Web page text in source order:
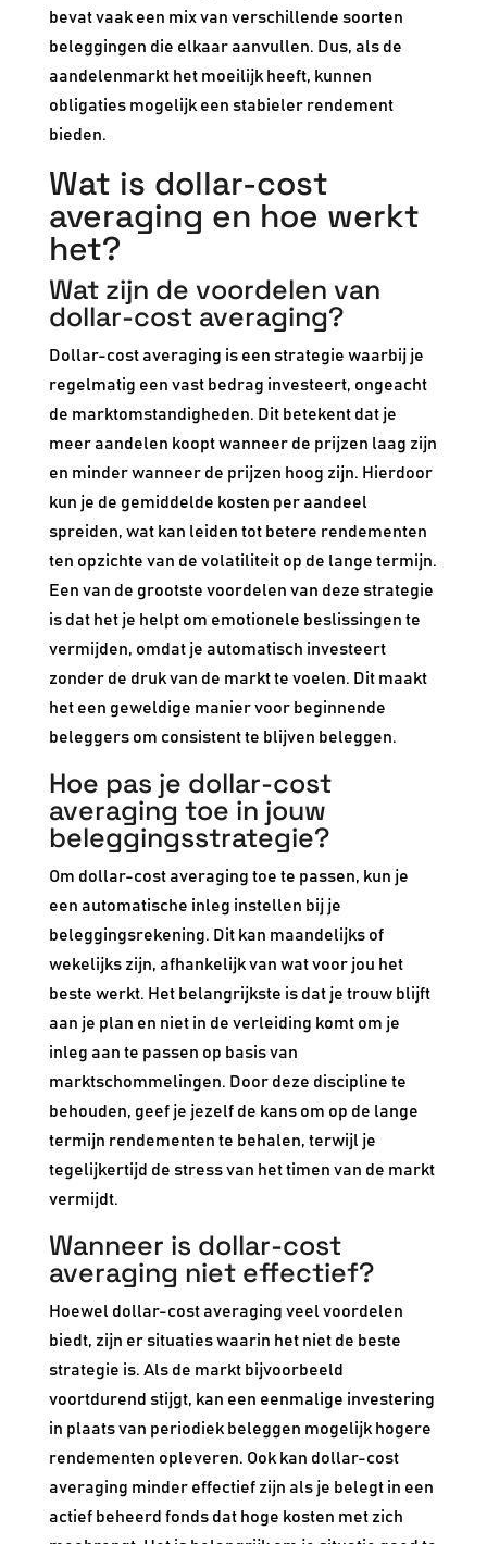
bevat vaak een mix van verschillende soorten
beleggingen die elkaar aanvullen. Dus, als de
aandelenmarkt het moeilijk heeft, kunnen
obligaties mogelijk een stabieler rendement
bieden.
Wat is dollar-cost
averaging en hoe werkt
het?
Wat zijn de voordelen van
dollar-cost averaging?
Dollar-cost averaging is een strategie waarbij je
regelmatig een vast bedrag investeert, ongeacht
de marktomstandigheden. Dit betekent dat je
meer aandelen koopt wanneer de prijzen laag zijn
en minder wanneer de prijzen hoog zijn. Hierdoor
kun je de gemiddelde kosten per aandeel
spreiden, wat kan leiden tot betere rendementen
ten opzichte van de volatiliteit op de lange termijn.
Een van de grootste voordelen van deze strategie
is dat het je helpt om emotionele beslissingen te
vermijden, omdat je automatisch investeert
zonder de druk van de markt te voelen. Dit maakt
het een geweldige manier voor beginnende
beleggers om consistent te blijven beleggen.
Hoe pas je dollar-cost
averaging toe in jouw
beleggingsstrategie?
Om dollar-cost averaging toe te passen, kun je
een automatische inleg instellen bij je
beleggingsrekening. Dit kan maandelijks of
wekelijks zijn, afhankelijk van wat voor jou het
beste werkt. Het belangrijkste is dat je trouw blijft
aan je plan en niet in de verleiding komt om je
inleg aan te passen op basis van
marktschommelingen. Door deze discipline te
behouden, geef je jezelf de kans om op de lange
termijn rendementen te behalen, terwijl je
tegelijkertijd de stress van het timen van de markt
vermijdt.
Wanneer is dollar-cost
averaging niet effectief?
Hoewel dollar-cost averaging veel voordelen
biedt, zijn er situaties waarin het niet de beste
strategie is. Als de markt bijvoorbeeld
voortdurend stijgt, kan een eenmalige investering
in plaats van periodiek beleggen mogelijk hogere
rendementen opleveren. Ook kan dollar-cost
averaging minder effectief zijn als je belegt in een
actief beheerd fonds dat hoge kosten met zich